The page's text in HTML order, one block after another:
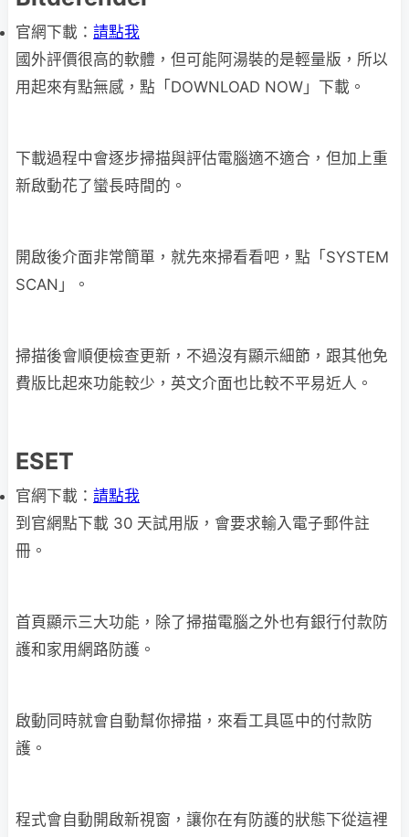
官網下載： 請點我
國外評價很高的軟體，但可能阿湯裝的是輕量版，所以
用起來有點無感，點「DOWNLOAD NOW」下載。
下載過程中會逐步掃描與評估電腦適不適合，但加上重
新啟動花了蠻長時間的。
開啟後介面非常簡單，就先來掃看看吧，點「SYSTEM
SCAN」。
掃描後會順便檢查更新，不過沒有顯示細節，跟其他免
費版比起來功能較少，英文介面也比較不平易近人。
ESET
官網下載： 請點我
到官網點下載 30 天試用版，會要求輸入電子郵件註
冊。
首頁顯示三大功能，除了掃描電腦之外也有銀行付款防
護和家用網路防護。
啟動同時就會自動幫你掃描，來看工具區中的付款防
護。
程式會自動開啟新視窗，讓你在有防護的狀態下從這裡